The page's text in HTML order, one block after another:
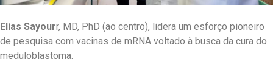
Elias Sayourr, MD, PhD (ao centro), lidera um esforço pioneiro
de pesquisa com vacinas de mRNA voltado à busca da cura do
meduloblastoma.